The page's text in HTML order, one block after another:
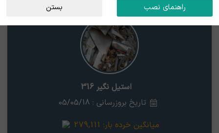
استیل نگیر 316
تاریخ بروزرسانی : 05/05/18
میانگین خرده بار: 279,111
راهنمای نصب بستن